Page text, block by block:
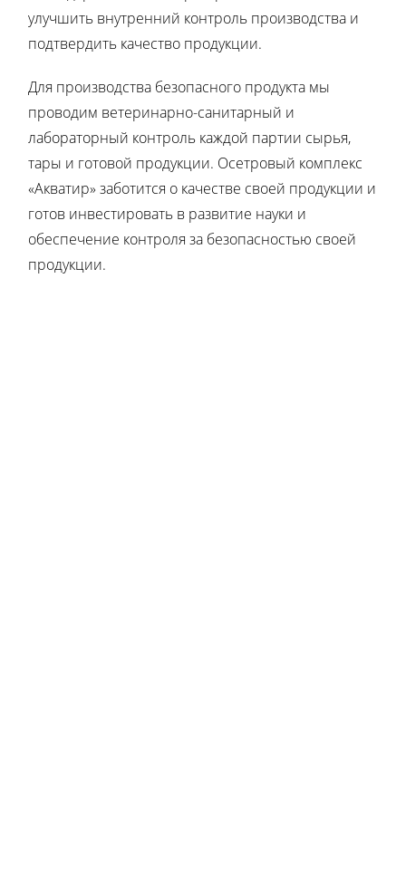
улучшить внутренний контроль производства и
подтвердить качество продукции.
Для производства безопасного продукта мы
проводим ветеринарно-санитарный и
лабораторный контроль каждой партии сырья,
тары и готовой продукции. Осетровый комплекс
«Акватир» заботится о качестве своей продукции и
готов инвестировать в развитие науки и
обеспечение контроля за безопасностью своей
продукции.